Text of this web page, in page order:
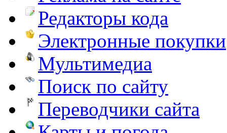
Редакторы кода
Электронные покупки
Мультимедиа
Поиск по сайту
Переводчики сайта